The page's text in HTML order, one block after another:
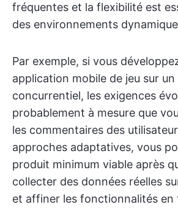
fréquentes et la flexibilité est
des environnements
Par exemple, si vous
application mobile de jeu sur
concurrentiel, les exigences
probablement à mesure que
les commentaires des
approches adaptatives, vous
produit minimum viable après
collecter des données réelles
et affiner les fonctionnalités